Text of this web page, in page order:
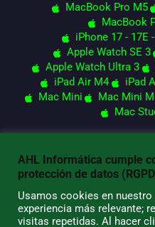
MacBook Pro M5
MacBook
iPhone 17 - 17E
Apple Watch SE 3
Apple Watch Ultra 3
iPad Air M4
iPad
Mac Mini
Mac Mini
Mac
© 2026
AHL Informática cumple
protección de datos
Usamos cookies en
experiencia más relevante;
visitas repetidas. Al hacer